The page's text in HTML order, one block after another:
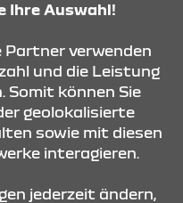
Ihre Auswahl!
Partner verwenden
und die Leistung
Somit können Sie
geolokalisierte
sowie mit diesen
interagieren.
jederzeit ändern,